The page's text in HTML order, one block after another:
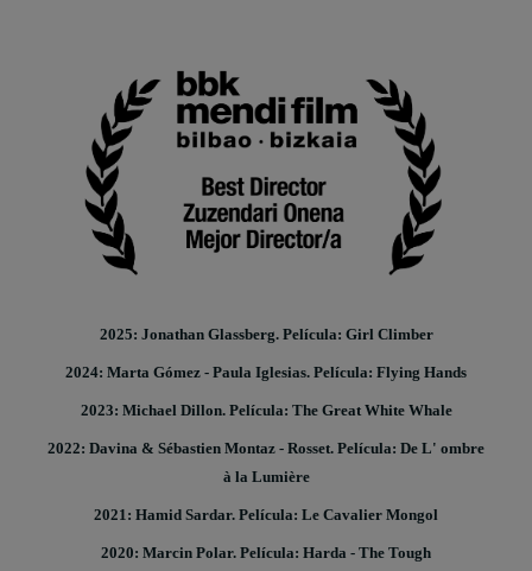
2025: Jonathan Glassberg. Película: Girl Climber
2024: Marta Gómez - Paula Iglesias. Película: Flying Hands
2023: Michael Dillon. Película: The Great White Whale
2022: Davina & Sébastien Montaz - Rosset. Película: De L' ombre
à la Lumière
2021: Hamid Sardar. Película: Le Cavalier Mongol
2020: Marcin Polar. Película: Harda - The Tough